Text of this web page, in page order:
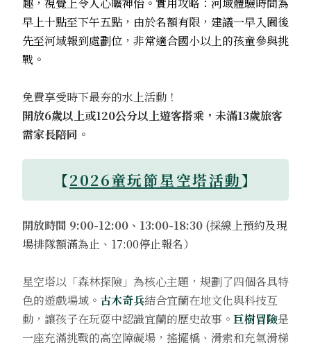
早上十點至下午五點，由於名額有限，建議一早入園後
先至河域報到處劃位，非常適合國小以上的孩童參與挑
戰。
免費享受時下最夯的水上活動！
開放6歲以上或120公分以上遊客搭乘，未滿13歲旅客
需家長陪同。
【2026童玩節星空塔活動】
開放時間 9:00-12:00、13:00-18:30 (採線上預約及現
場排隊額滿為止、17:00停止報名）
星空塔以「森林探險」為核心主題，規劃了四個各具特
色的遊戲場域。 古木奇兵結合宜蘭在地文化與科技互
動，讓孩子在玩耍中認識宜蘭的歷史故事。 巨樹冒險是
一座充滿挑戰的高空障礙場，搖擺橋、滑索和充氣滑梯